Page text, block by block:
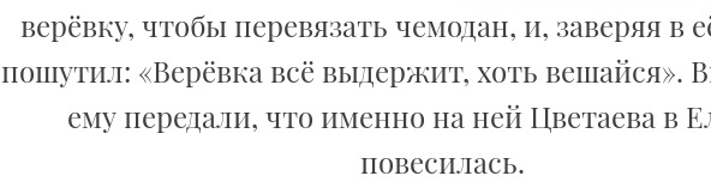
верёвку, чтобы перевязать чемодан, и, заверяя в
пошутил: «Верёвка всё выдержит, хоть вешайся».
ему передали, что именно на ней Цветаева в
повесилась.